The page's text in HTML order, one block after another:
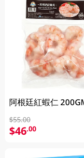
阿根廷紅蝦仁
$55.00
$46.00